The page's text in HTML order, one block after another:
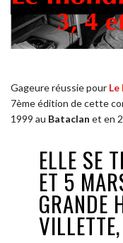
Gageure réussie pour
7ème édition de cette
1999 au Bataclan et en
ELLE SE
ET 5
GRANDE
VILLETTE,